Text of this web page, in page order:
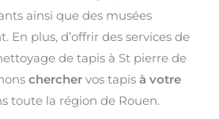
ainsi que des musées
En plus, d’offrir des services de
de tapis à St pierre de
chercher vos tapis à votre
toute la région de Rouen.